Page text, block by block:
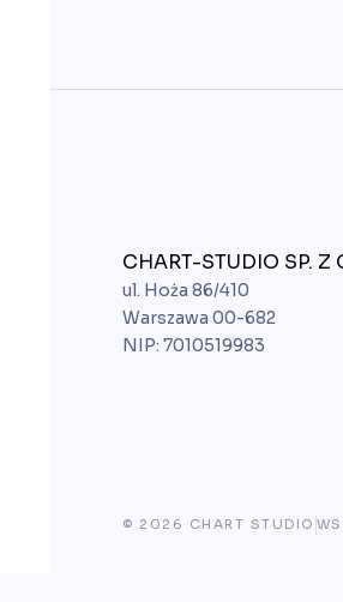
CHART-STUDIO SP. Z
ul. Hoża 86/410
Warszawa 00-682
NIP: 7010519983
© 2026 CHART STUDIO